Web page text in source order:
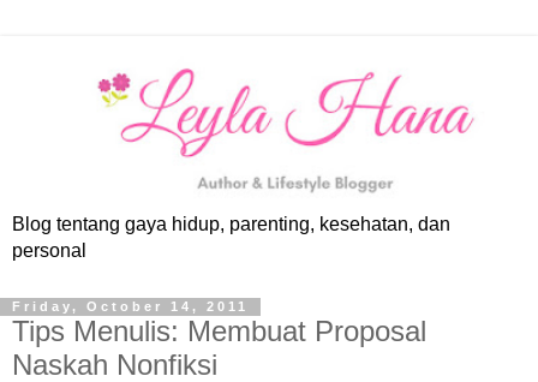
Blog tentang gaya hidup, parenting, kesehatan, dan
personal
Friday, October 14, 2011
Tips Menulis: Membuat Proposal
Naskah Nonfiksi